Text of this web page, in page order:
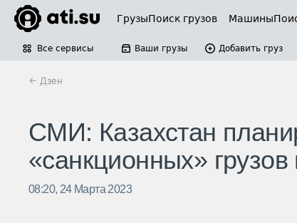
ГрузыПоиск грузов Машины
Все сервисы Ваши грузы Добавить груз
← Дзен
СМИ: Казахстан
«санкционных»
08:20, 24 Марта 2023